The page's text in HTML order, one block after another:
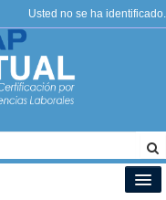
Usted no se ha identificado.